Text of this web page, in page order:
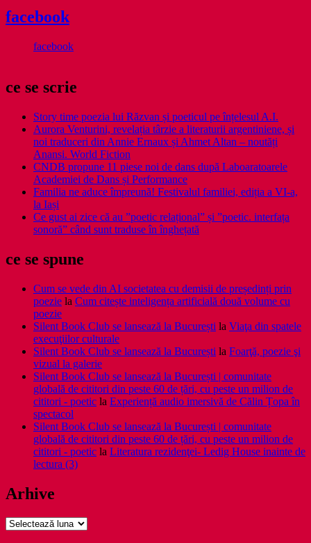
facebook
facebook
ce se scrie
Story time poezia lui Răzvan și poeticul pe înțelesul A.I.
Aurora Venturini, revelația târzie a literaturii argentiniene, și
noi traduceri din Annie Ernaux și Ahmet Altan – noutăți
Anansi. World Fiction
CNDB propune 11 piese noi de dans după Laboaratoarele
Academiei de Dans și Performance
Familia ne aduce împreună! Festivalul familiei, ediția a VI-a,
la Iași
Ce gust ai zice că au ”poetic relațional” și ”poetic. interfața
sonoră” când sunt traduse în înghețată
ce se spune
Cum se vede din AI societatea cu demisii de președinți prin
poezie la Cum citește inteligența artificială două volume cu
poezie
Silent Book Club se lansează la București la Viaţa din spatele
execuţiilor culturale
Silent Book Club se lansează la București la Foarţă, poezie şi
vizual la galerie
Silent Book Club se lansează la București | comunitate
globală de cititori din peste 60 de țări, cu peste un milion de
cititori - poetic la Experiență audio imersivă de Călin Țopa în
spectacol
Silent Book Club se lansează la București | comunitate
globală de cititori din peste 60 de țări, cu peste un milion de
cititori - poetic la Literatura rezidenţei- Ledig House inainte de
lectura (3)
Arhive
Arhive